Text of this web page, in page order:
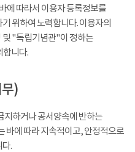
에 따라서 이용자 등록정보를
위하여 노력합니다. 이용자의
및 "독립기념관"이 정하는
합니다.
)
하거나 공서양속에 반하는
바에 따라 지속적이고, 안정적으로
다.